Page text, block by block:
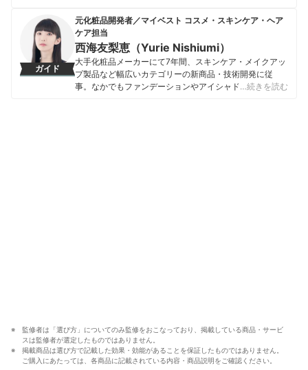
ションを元にアートを制作をしたり、サスティナブルや
オーガニックのライフスタイルから産まれたアップサイ
クルなアート活動など、ファッションやビューティーの
枠を超えた、さまざまな分野でアーティスト活動を行っ
ている。
Hana4のプロフィール
ガイド
元化粧品開発者／マイベスト コスメ・スキンケア・ヘア
ケア担当
西海友梨恵（Yurie Nishiumi）
大手化粧品メーカーにて7年間、スキンケア・メイクアッ
プ製品など幅広いカテゴリーの新商品・技術開発に従
事。なかでもファンデーションやアイシャドウ、口紅な
…続きを読む
監修者は「選び方」についてのみ監修をおこなっており、掲載している商品・サービ
スは監修者が選定したものではありません。
掲載商品は選び方で記載した効果・効能があることを保証したものではありません。
ご購入にあたっては、各商品に記載されている内容・商品説明をご確認ください。